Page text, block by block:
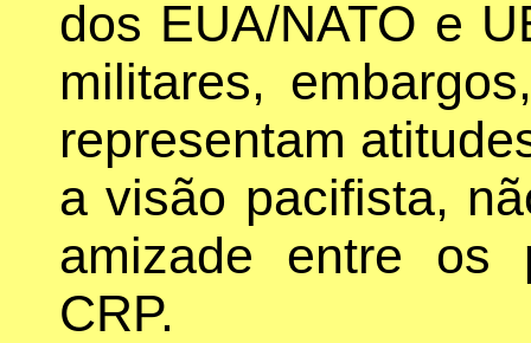
dos EUA/NATO e
militares,
representam
a visão pacifista,
amizade entre os
CRP.